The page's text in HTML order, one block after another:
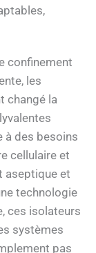
confinement
les
changé la
à des besoins
cellulaire et
aseptique et
technologie
ces isolateurs
systèmes
pas